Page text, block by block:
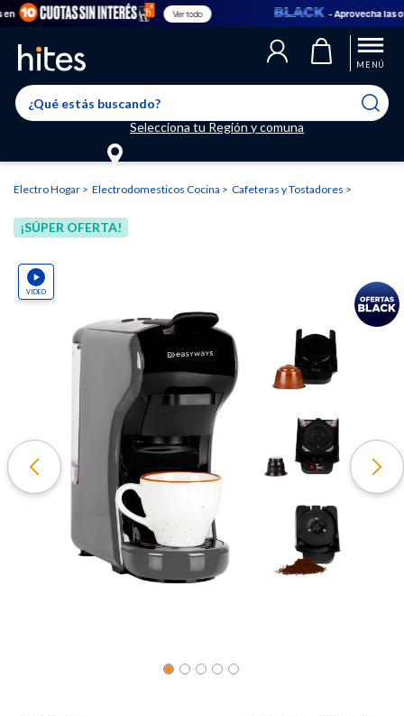
Ver todo - Aprovecha las
MENÚ
Selecciona tu Región y comuna
El producto ha sido eliminado correctamente
El producto ha sido agregado a tu lista de favoritos correctamente
Llegaste al límite de productos favoritos permitidos, para agregar
uno nuevo ingresa a “Mi cuenta” y elimina los que ya no necesitas.
Electro Hogar Electrodomesticos Cocina Cafeteras y Tostadores
¡SÚPER OFERTA!
VIDEO